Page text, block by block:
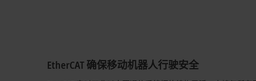
EtherCAT确保移动机器人行驶安全